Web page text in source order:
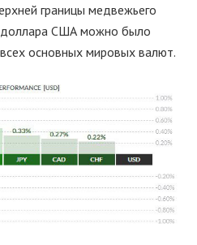
границы медвежьего
доллара США можно было
основных мировых валют.